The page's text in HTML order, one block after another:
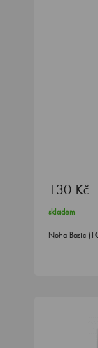
130 Kč
skladem
Noha Basic